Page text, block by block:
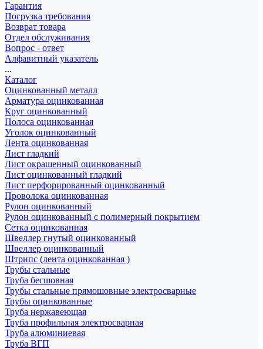
Гарантия
Погрузка требования
Возврат товара
Отдел обслуживания
Вопрос - ответ
Алфавитный указатель
...
Каталог
Оцинкованный металл
Арматура оцинкованная
Круг оцинкованный
Полоса оцинкованная
Уголок оцинкованный
Лента оцинкованная
Лист гладкий
Лист окрашенный оцинкованный
Лист оцинкованный гладкий
Лист перфорированный оцинкованный
Проволока оцинкованная
Рулон оцинкованный
Рулон оцинкованный с полимерный покрытием
Сетка оцинкованная
Швеллер гнутый оцинкованный
Швеллер оцинкованный
Штрипс (лента оцинкованная )
Трубы стальные
Труба бесшовная
Трубы стальные прямошовные электросварные
Трубы оцинкованные
Труба нержавеющая
Труба профильная электросварная
Труба алюминиевая
Труба ВГП